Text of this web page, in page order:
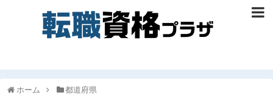
ホーム 都道府県